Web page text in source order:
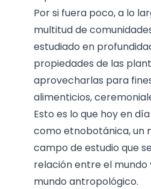
Por si fuera poco, a lo
multitud de
estudiado en
propiedades de las
aprovecharlas para
alimenticios,
Esto es lo que hoy en
como etnobotánica, un
campo de estudio que
relación entre el mundo
mundo antropológico.